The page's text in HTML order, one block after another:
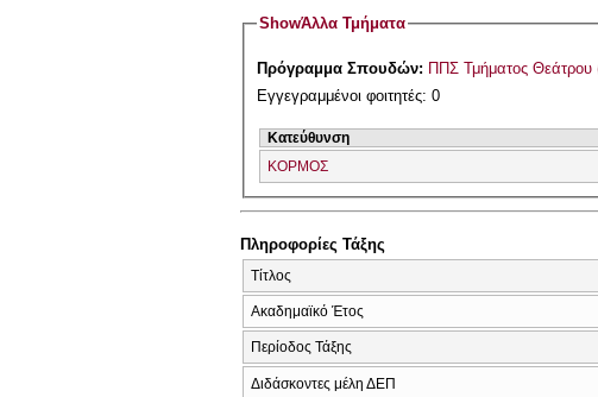
ShowΆλλα Τμήματα
Πρόγραμμα Σπουδών: ΠΠΣ Τμήματος Θεάτρου
Εγγεγραμμένοι φοιτητές: 0
Κατεύθυνση
ΚΟΡΜΟΣ
Πληροφορίες Τάξης
Τίτλος
Ακαδημαϊκό Έτος
Περίοδος Τάξης
Διδάσκοντες μέλη ΔΕΠ